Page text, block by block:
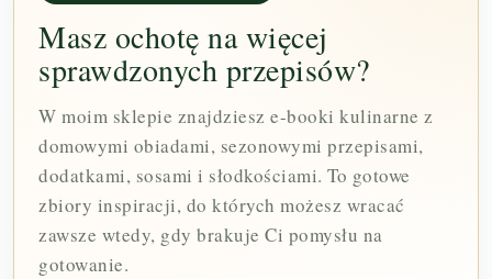
Masz ochotę na więcej
sprawdzonych przepisów?
W moim sklepie znajdziesz e-booki kulinarne z
domowymi obiadami, sezonowymi przepisami,
dodatkami, sosami i słodkościami. To gotowe
zbiory inspiracji, do których możesz wracać
zawsze wtedy, gdy brakuje Ci pomysłu na
gotowanie.